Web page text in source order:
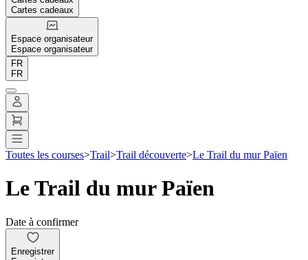
Cartes cadeaux
Espace organisateur
Espace organisateur
FR
FR
Toutes les courses>Trail>Trail découverte>Le Trail du mur Païen
Le Trail du mur Païen
Date à confirmer
Enregistrer